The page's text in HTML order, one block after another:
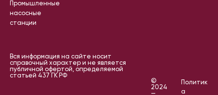
Промышленные
насосные
станции
Вся информация на сайте носит
справочный характер и не является
публичной офертой, определяемой
статьей 437 ГК РФ
©
2024
Политик
а